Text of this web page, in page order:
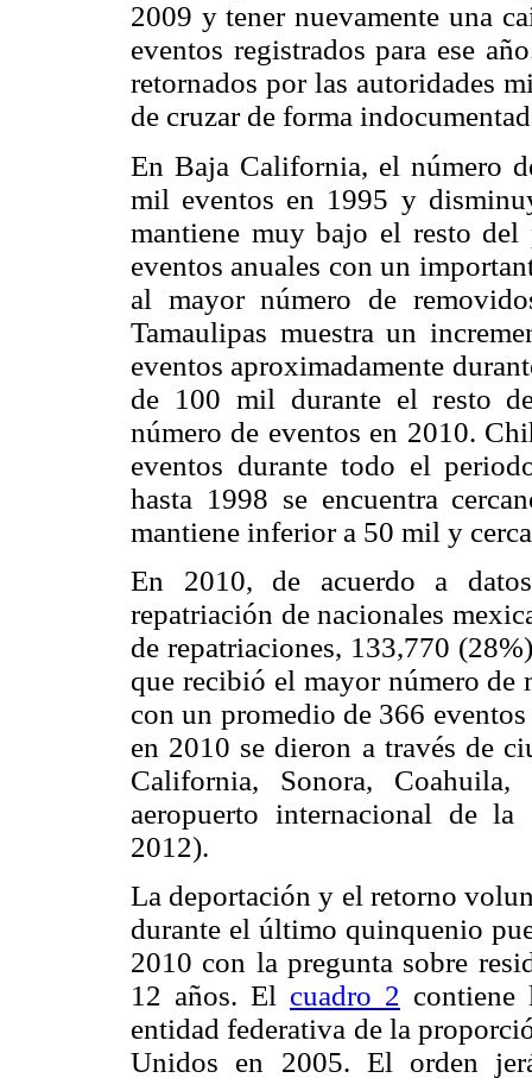
2009 y tener nuevamente una
eventos registrados para ese
retornados por las autoridades
de cruzar de forma
En Baja California, el número
mil eventos en 1995 y
mantiene muy bajo el resto
eventos anuales con un
al mayor número de
Tamaulipas muestra un
eventos aproximadamente
de 100 mil durante el resto
número de eventos en 2010.
eventos durante todo el
hasta 1998 se encuentra
mantiene inferior a 50 mil y
En 2010, de acuerdo a
repatriación de nacionales
de repatriaciones, 133,770
que recibió el mayor número de
con un promedio de 366
en 2010 se dieron a través de
California, Sonora,
aeropuerto internacional de
2012).
La deportación y el retorno
durante el último quinquenio
2010 con la pregunta sobre
12 años. El cuadro 2
entidad federativa de la
Unidos en 2005. El orden